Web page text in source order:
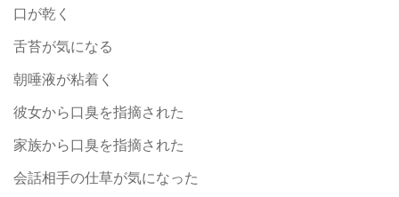
口が乾く
舌苔が気になる
朝唾液が粘着く
彼女から口臭を指摘された
家族から口臭を指摘された
会話相手の仕草が気になった